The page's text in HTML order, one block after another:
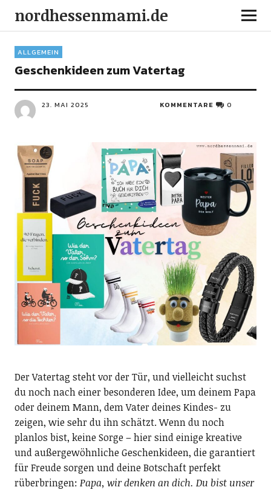
nordhessenmami.de
ALLGEMEIN
Geschenkideen zum Vatertag
23. MAI 2025 KOMMENTARE 0
Der Vatertag steht vor der Tür, und vielleicht suchst
du noch nach einer besonderen Idee, um deinem Papa
oder deinem Mann, dem Vater deines Kindes- zu
zeigen, wie sehr du ihn schätzt. Wenn du noch
planlos bist, keine Sorge – hier sind einige kreative
und außergewöhnliche Geschenkideen, die garantiert
für Freude sorgen und deine Botschaft perfekt
rüberbringen: Papa, wir denken an dich. Du bist unser